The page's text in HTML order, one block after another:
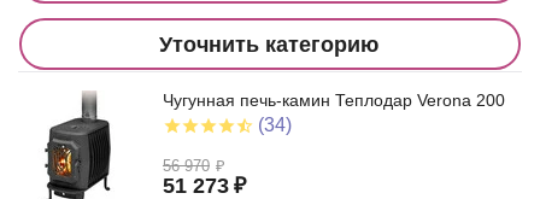
Уточнить категорию
Чугунная печь-камин Теплодар Verona 200
(34)
56 970 ₽
51 273 ₽